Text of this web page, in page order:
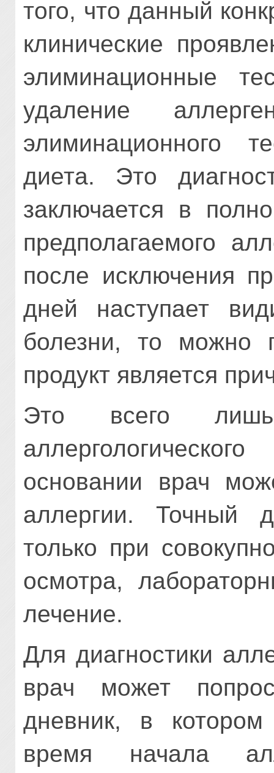
того, что данный
клинические
элиминационные
удаление
элиминационного
диета. Это
заключается в
предполагаемого
после исключения
дней наступает
болезни, то можно
продукт является
Это всего лишь
основании врач
аллергии. Точный
только при
осмотра,
лечение.
Для диагностики
врач может
дневник, в котором
время начала